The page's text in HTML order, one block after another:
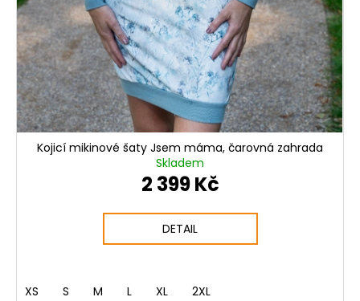
Kojicí mikinové šaty Jsem máma, čarovná zahrada
Skladem
2 399 Kč
DETAIL
XS S M L XL 2XL